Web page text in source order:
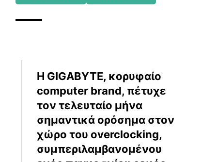
Η GIGABYTE, κορυφαίο
computer brand, πέτυχε
τον τελευταίο μήνα
σημαντικά ορόσημα στον
χώρο του overclocking,
συμπεριλαμβανομένου